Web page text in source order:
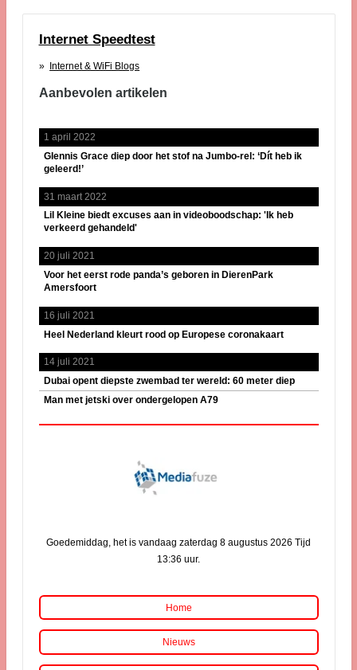
Internet Speedtest
Internet & WiFi Blogs
Aanbevolen artikelen
1 april 2022
Glennis Grace diep door het stof na Jumbo-rel: ‘Dít heb ik
geleerd!’
31 maart 2022
Lil Kleine biedt excuses aan in videoboodschap: 'Ik heb
verkeerd gehandeld'
20 juli 2021
Voor het eerst rode panda’s geboren in DierenPark
Amersfoort
16 juli 2021
Heel Nederland kleurt rood op Europese coronakaart
14 juli 2021
Dubai opent diepste zwembad ter wereld: 60 meter diep
Man met jetski over ondergelopen A79
Goedemiddag, het is vandaag zaterdag 8 augustus 2026 Tijd
13:36 uur.
Home
Nieuws